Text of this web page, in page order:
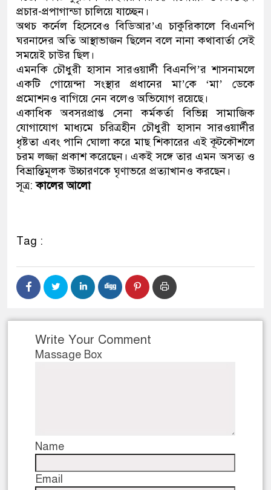
প্রচার-প্রপাগান্ডা চালিয়ে যাচ্ছেন।
অথচ কর্নেল হিসেবেও বিডিআর’এ চাকুরিকালে বিএনপি
ঘরনাদের অতি আস্থাভাজন ছিলেন বলে নানা কথাবার্তা সেই
সময়েই চাউর ছিল।
এমনকি চৌধুরী হাসান সারওয়ার্দী বিএনপি’র শাসনামলে
একটি গোয়েন্দা সংস্থার প্রধানের মা’কে ‘মা’ ডেকে
প্রমোশনও বাগিয়ে নেন বলেও অভিযোগ রয়েছে।
একাধিক অবসরপ্রাপ্ত সেনা কর্মকর্তা বিভিন্ন সামাজিক
যোগাযোগ মাধ্যমে চরিত্রহীন চৌধুরী হাসান সারওয়ার্দীর
ধৃষ্টতা এবং পানি ঘোলা করে মাছ শিকারের এই কূটকৌশলে
চরম লজ্জা প্রকাশ করেছেন। একই সঙ্গে তার এমন অসত্য ও
বিভ্রান্তিমূলক উচ্চারণকে ঘৃণাভরে প্রত্যাখানও করছেন।
সূত্র:কালের আলো
Tag :
Write Your Comment
Massage Box
Name
Email